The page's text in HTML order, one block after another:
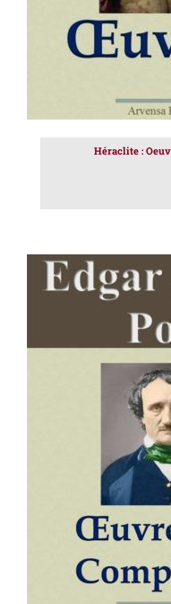
Héraclite :
AJOUTER AU